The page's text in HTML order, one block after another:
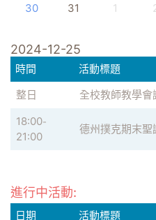
30
31 1
2024-12-25
時間
活動標題
整日
全校教師教學會
18:00-
21:00
德州撲克期末聖
進行中活動:
日期
活動標題